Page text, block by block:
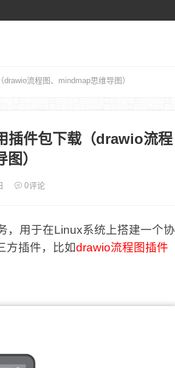
流程图、mindmap思维导图）
插件包下载（drawio流程
）
0评论
，用于在Linux系统上搭建一个协
方插件，比如drawio流程图插件